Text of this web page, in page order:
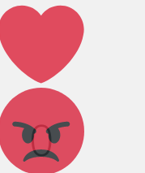
Лайк!
0
Агрессия!